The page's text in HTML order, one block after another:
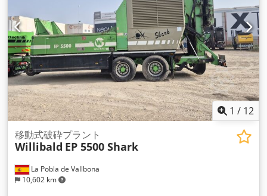
1 / 12
La Pobla de Vallbona
10,602 km
移動式破砕プラント
Willibald EP 5500 Shark